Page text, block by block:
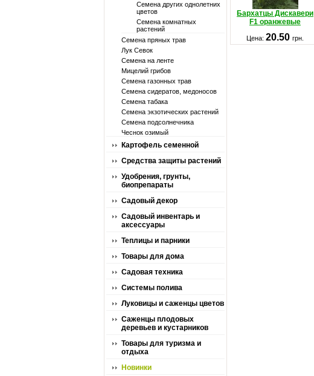
Семена других однолетних
цветов
Семена комнатных
растений
Семена пряных трав
Лук Севок
Семена на ленте
Мицелий грибов
Семена газонных трав
Семена сидератов, медоносов
Семена табака
Семена экзотических растений
Семена подсолнечника
Чеснок озимый
Картофель семенной
Средства защиты растений
Удобрения, грунты,
биопрепараты
Садовый декор
Садовый инвентарь и
аксессуары
Теплицы и парники
Товары для дома
Садовая техника
Системы полива
Луковицы и саженцы цветов
Саженцы плодовых
деревьев и кустарников
Товары для туризма и
отдыха
Новинки
Бархатцы Дискавери
F1 оранжевые
Цена: 20.50 грн.